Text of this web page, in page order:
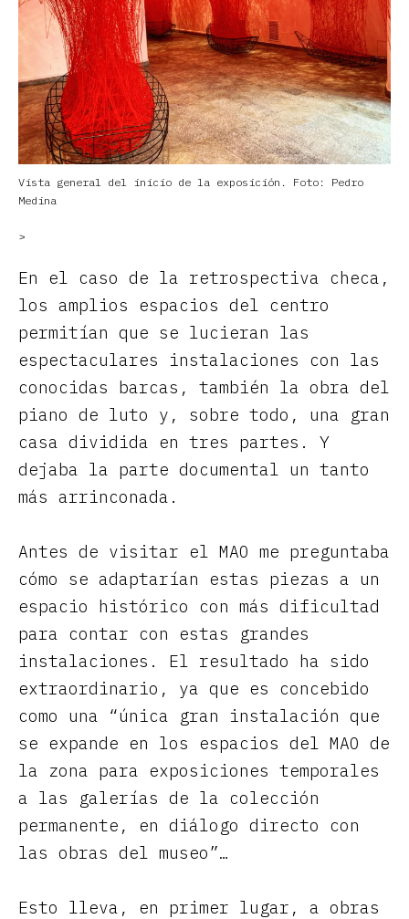
Vista general del inicio de la exposición. Foto: Pedro
Medina
>
En el caso de la retrospectiva checa,
los amplios espacios del centro
permitían que se lucieran las
espectaculares instalaciones con las
conocidas barcas, también la obra del
piano de luto y, sobre todo, una gran
casa dividida en tres partes. Y
dejaba la parte documental un tanto
más arrinconada.
Antes de visitar el MAO me preguntaba
cómo se adaptarían estas piezas a un
espacio histórico con más dificultad
para contar con estas grandes
instalaciones. El resultado ha sido
extraordinario, ya que es concebido
como una “única gran instalación que
se expande en los espacios del MAO de
la zona para exposiciones temporales
a las galerías de la colección
permanente, en diálogo directo con
las obras del museo”…
Esto lleva, en primer lugar, a obras